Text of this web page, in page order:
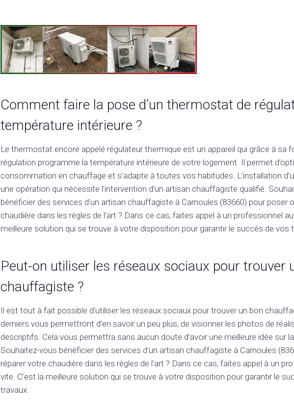
Comment faire la pose d’un thermostat de
température intérieure ?
Le thermostat encore appelé régulateur thermique est un appareil qui grâce à sa
régulation programme la température intérieure de votre logement. Il permet
consommation en chauffage et s’adapte à toutes vos habitudes. L’installation
une opération qui nécessite l’intervention d’un artisan chauffagiste qualifié.
bénéficier des services d’un artisan chauffagiste à Carnoules (83660) pour poser
chaudière dans les règles de l’art ? Dans ce cas, faites appel à un professionnel
meilleure solution qui se trouve à votre disposition pour garantir le succès de vos
Peut-on utiliser les réseaux sociaux pour trouver
chauffagiste ?
Il est tout à fait possible d’utiliser les réseaux sociaux pour trouver un bon
derniers vous permettront d’en savoir un peu plus, de visionner les photos de
descriptifs. Cela vous permettra sans aucun doute d’avoir une meilleure idée sur
Souhaitez-vous bénéficier des services d’un artisan chauffagiste à Carnoules
réparer votre chaudière dans les règles de l’art ? Dans ce cas, faites appel à un
vite. C’est la meilleure solution qui se trouve à votre disposition pour garantir le
travaux.